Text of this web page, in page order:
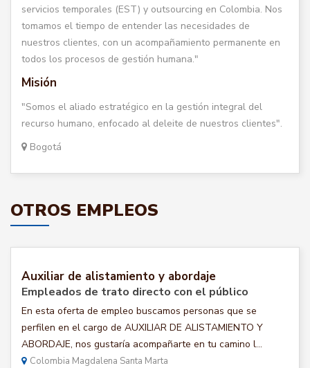
servicios temporales (EST) y outsourcing en Colombia. Nos
tomamos el tiempo de entender las necesidades de
nuestros clientes, con un acompañamiento permanente en
todos los procesos de gestión humana."
Misión
"Somos el aliado estratégico en la gestión integral del
recurso humano, enfocado al deleite de nuestros clientes".
Bogotá
OTROS EMPLEOS
Auxiliar de alistamiento y abordaje
Empleados de trato directo con el público
En esta oferta de empleo buscamos personas que se
perfilen en el cargo de AUXILIAR DE ALISTAMIENTO Y
ABORDAJE, nos gustaría acompañarte en tu camino l...
Colombia Magdalena Santa Marta